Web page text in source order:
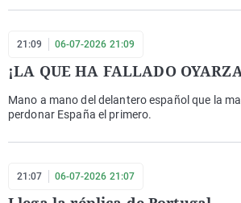
21:09 06-07-2026 21:09
¡LA QUE HA FALLADO
Mano a mano del delantero español que la
perdonar España el primero.
21:07 06-07-2026 21:07